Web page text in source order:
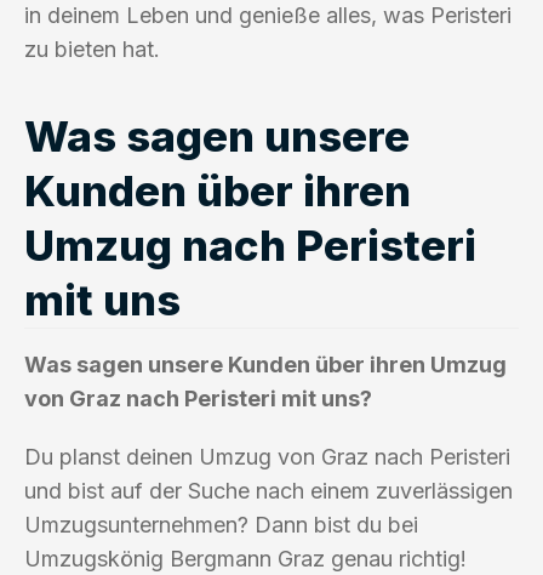
in deinem Leben und genieße alles, was Peristeri
zu bieten hat.
Was sagen unsere
Kunden über ihren
Umzug nach Peristeri
mit uns
Was sagen unsere Kunden über ihren Umzug
von Graz nach Peristeri mit uns?
Du planst deinen Umzug von Graz nach Peristeri
und bist auf der Suche nach einem zuverlässigen
Umzugsunternehmen? Dann bist du bei
Umzugskönig Bergmann Graz genau richtig!